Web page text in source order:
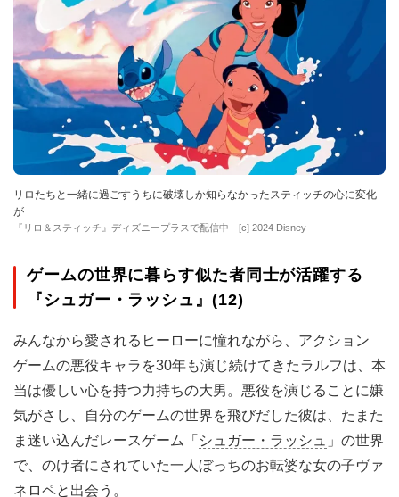
リロたちと一緒に過ごすうちに破壊しか知らなかったスティッチの心に変化
が
『リロ＆スティッチ』ディズニープラスで配信中 [c] 2024 Disney
ゲームの世界に暮らす似た者同士が活躍する
『シュガー・ラッシュ』(12)
みんなから愛されるヒーローに憧れながら、アクション
ゲームの悪役キャラを30年も演じ続けてきたラルフは、本
当は優しい心を持つ力持ちの大男。悪役を演じることに嫌
気がさし、自分のゲームの世界を飛びだした彼は、たまた
ま迷い込んだレースゲーム「 シュガー・ラッシュ
」の世界
で、のけ者にされていた一人ぼっちのお転婆な女の子ヴァ
ネロペと出会う。